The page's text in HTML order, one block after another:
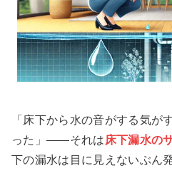
「床下から水の音がする気が
った」——それは 床下漏水の
下の漏水は目に見えないぶん